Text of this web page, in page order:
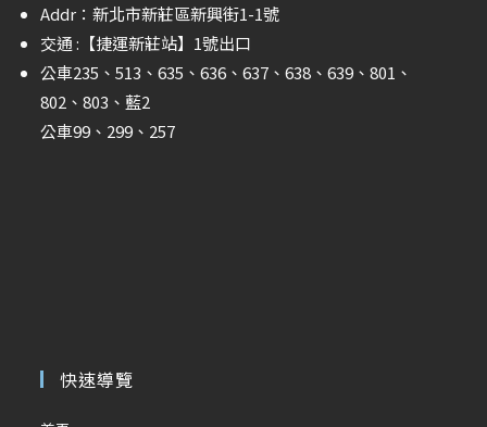
Addr：新北市新莊區新興街1-1號
交通 : 【捷運新莊站】 1號出口
公車235、513、635、636、637、638、639、801、
802、803、藍2
公車99、299、257
快速導覽